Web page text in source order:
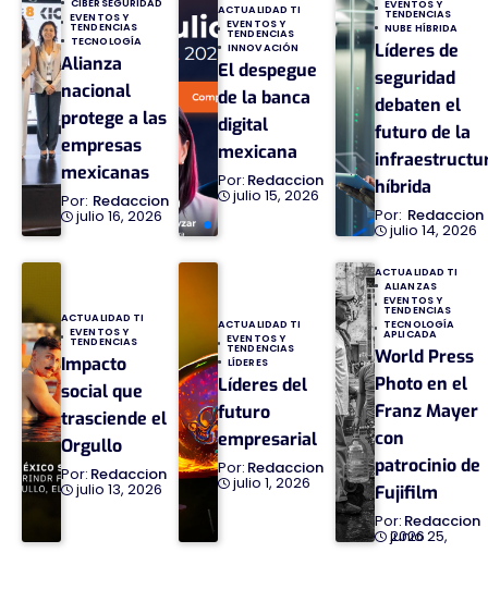
CIBERSEGURIDAD
EVENTOS Y
TENDENCIAS
TECNOLOGÍA
Alianza
nacional
protege a las
empresas
mexicanas
Redaccion
julio 16, 2026
ACTUALIDAD TI
EVENTOS Y
TENDENCIAS
INNOVACIÓN
El despegue
de la banca
digital
mexicana
Redaccion
julio 15, 2026
EVENTOS Y
TENDENCIAS
NUBE HÍBRIDA
Líderes de
seguridad
debaten el
futuro de la
híbrida
Redaccion
julio 14, 2026
ACTUALIDAD TI
EVENTOS Y
TENDENCIAS
Impacto
social que
trasciende el
Orgullo
Redaccion
julio 13, 2026
ACTUALIDAD TI
EVENTOS Y
TENDENCIAS
LÍDERES
Líderes del
futuro
empresarial
Redaccion
julio 1, 2026
ACTUALIDAD TI
ALIANZAS
EVENTOS Y
TENDENCIAS
TECNOLOGÍA
APLICADA
World Press
Photo en el
Franz Mayer
con
patrocinio de
Fujifilm
Redaccion
junio 25, 2026